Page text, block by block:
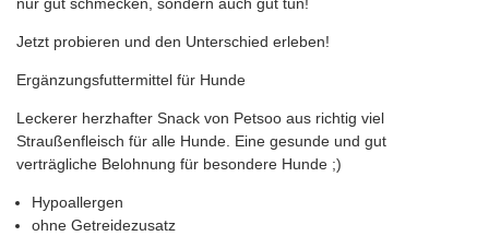
Jetzt probieren und den Unterschied erleben!
Ergänzungsfuttermittel für Hunde
Leckerer herzhafter Snack von Petsoo aus richtig viel
Straußenfleisch für alle Hunde. Eine gesunde und gut
verträgliche Belohnung für besondere Hunde ;)
Hypoallergen
ohne Getreidezusatz